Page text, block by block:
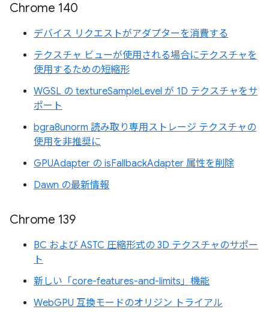
Chrome 140
デバイス リクエストがアダプターを消費する
テクスチャ ビューが使用される場合にテクスチャを
使用するための短縮形
WGSL の textureSampleLevel が 1D テクスチャをサ
ポート
bgra8unorm 読み取り専用ストレージ テクスチャの
使用を非推奨に
GPUAdapter の isFallbackAdapter 属性を削除
Dawn の最新情報
Chrome 139
BC および ASTC 圧縮形式の 3D テクスチャのサポー
ト
新しい「core-features-and-limits」機能
WebGPU 互換モードのオリジン トライアル